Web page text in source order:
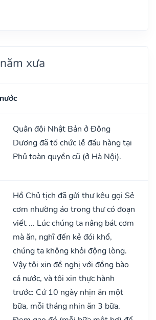
xưa
Quân đội Nhật Bản ở Đông
Dương đã tổ chức lễ đầu hàng tại
Phủ toàn quyền cũ (ở Hà Nội).
Hồ Chủ tịch đã gửi thư kêu gọi Sẻ
cơm nhường áo trong thư có đoạn
viết ... Lúc chúng ta nâng bát cơm
mà ăn, nghĩ đến kẻ đói khổ,
chúng ta không khỏi động lòng.
Vậy tôi xin đề nghị với đồng bào
cả nước, và tôi xin thực hành
trước: Cứ 10 ngày nhịn ăn một
bữa, mỗi tháng nhịn ăn 3 bữa.